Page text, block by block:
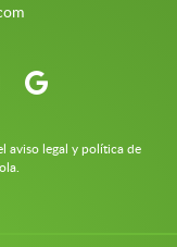
aviso legal y política de